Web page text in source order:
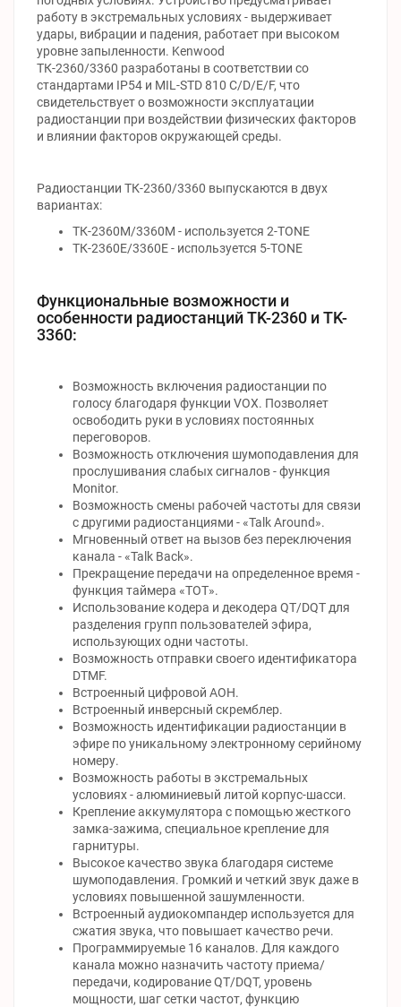
работу в экстремальных условиях - выдерживает
удары, вибрации и падения, работает при высоком
уровне запыленности. Kenwood
ТК-2360/3360 разработаны в соответствии со
стандартами IP54 и MIL-STD 810 C/D/E/F, что
свидетельствует о возможности эксплуатации
радиостанции при воздействии физических факторов
и влиянии факторов окружающей среды.
Радиостанции ТК-2360/3360 выпускаются в двух
вариантах:
ТК-2360М/3360М - используется 2-TONE
ТК-2360Е/3360Е - используется 5-TONE
Функциональные возможности и
особенности радиостанций TK-2360 и TK-
3360:
Возможность включения радиостанции по
голосу благодаря функции VOX. Позволяет
освободить руки в условиях постоянных
переговоров.
Возможность отключения шумоподавления для
прослушивания слабых сигналов - функция
Monitor.
Возможность смены рабочей частоты для связи
с другими радиостанциями - «Talk Around».
Мгновенный ответ на вызов без переключения
канала - «Talk Back».
Прекращение передачи на определенное время -
функция таймера «ТОТ».
Использование кодера и декодера QT/DQT для
разделения групп пользователей эфира,
использующих одни частоты.
Возможность отправки своего идентификатора
DTMF.
Встроенный цифровой АОН.
Встроенный инверсный скремблер.
Возможность идентификации радиостанции в
эфире по уникальному электронному серийному
номеру.
Возможность работы в экстремальных
условиях - алюминиевый литой корпус-шасси.
Крепление аккумулятора с помощью жесткого
замка-зажима, специальное крепление для
гарнитуры.
Высокое качество звука благодаря системе
шумоподавления. Громкий и четкий звук даже в
условиях повышенной зашумленности.
Встроенный аудиокомпандер используется для
сжатия звука, что повышает качество речи.
Программируемые 16 каналов. Для каждого
канала можно назначить частоту приема/
передачи, кодирование QT/DQT, уровень
мощности, шаг сетки частот, функцию